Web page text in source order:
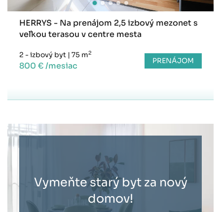
HERRYS - Na prenájom 2,5 izbový mezonet s
veľkou terasou v centre mesta
2 - izbový byt | 75 m2
800 € /mesiac PRENÁJOM
Vymeňte starý byt za nový
domov!